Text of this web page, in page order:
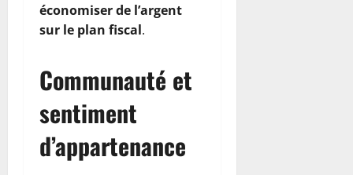
économiser de l’argent
sur le plan fiscal.
Communauté et
sentiment
d’appartenance